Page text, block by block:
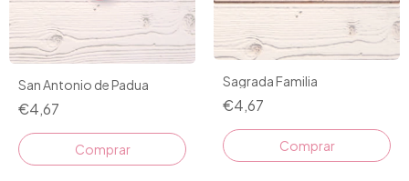
San Antonio de Padua
€4,67
Comprar
Sagrada Familia
€4,67
Comprar